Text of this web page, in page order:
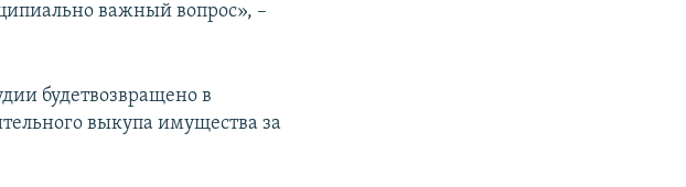
важный вопрос», –
будетвозвращено в
выкупа имущества за